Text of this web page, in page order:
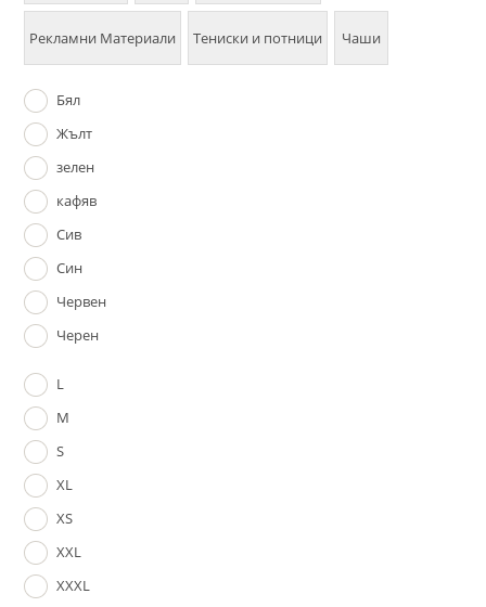
Рекламни Материали Тениски и потници Чаши
Бял
Жълт
зелен
кафяв
Сив
Син
Червен
Черен
L
M
S
XL
XS
XXL
XXXL